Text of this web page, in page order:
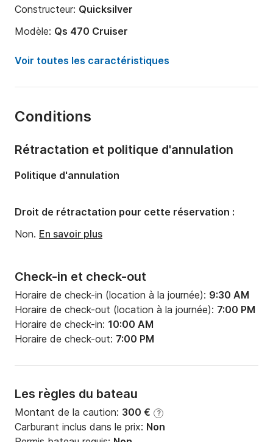
Constructeur: Quicksilver
Modèle: Qs 470 Cruiser
Puissance moteur:
Capacité à bord:
Voir toutes les caractéristiques
Conditions
Check-in et check-out
Horaire de check-in (location à la journée): 9:30 AM
Horaire de check-out (location à la journée): 7:00 PM
Horaire de check-in: 10:00 AM
Horaire de check-out: 7:00 PM
Les règles du bateau
Montant de la caution: 300 € ?
Carburant inclus dans le prix: Non
Rétractation et politique d'annulation
Politique d'annulation
Droit de rétractation pour cette réservation :
Non. En savoir plus